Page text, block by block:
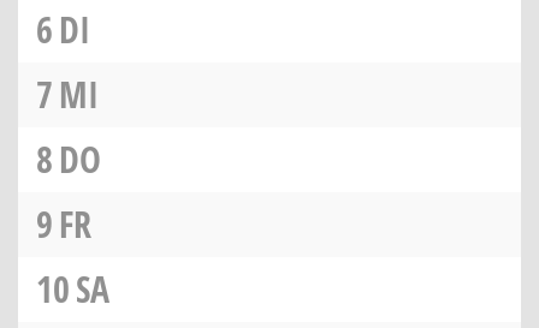
6DI
7MI
8DO
9FR
10SA